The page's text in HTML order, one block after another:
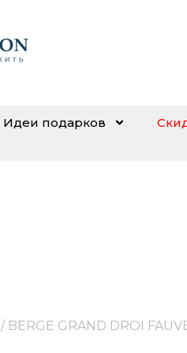
Идеи подарков
/ BERGE GRAND DROI